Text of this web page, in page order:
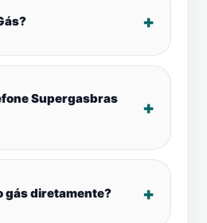
Supergasbras
gás diretamente?